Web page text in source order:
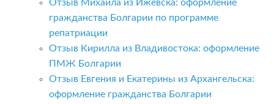
Отзыв Михаила из Ижевска: оформление
гражданства Болгарии по программе
репатриации
Отзыв Кирилла из Владивостока: оформление
ПМЖ Болгарии
Отзыв Евгения и Екатерины из Архангельска:
оформление гражданства Болгарии